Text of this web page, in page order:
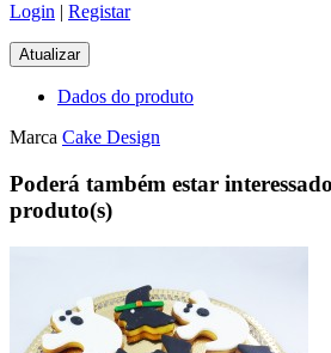
Login | Registar
Dados do produto
Marca Cake Design
Poderá também estar
produto(s)